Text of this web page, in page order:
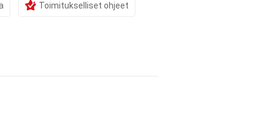
Toimitukselliset ohjeet